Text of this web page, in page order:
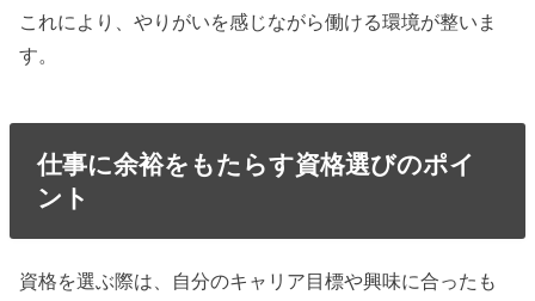
これにより、やりがいを感じながら働ける環境が整いま
す。
仕事に余裕をもたらす資格選びのポイ
ント
資格を選ぶ際は、自分のキャリア目標や興味に合ったも